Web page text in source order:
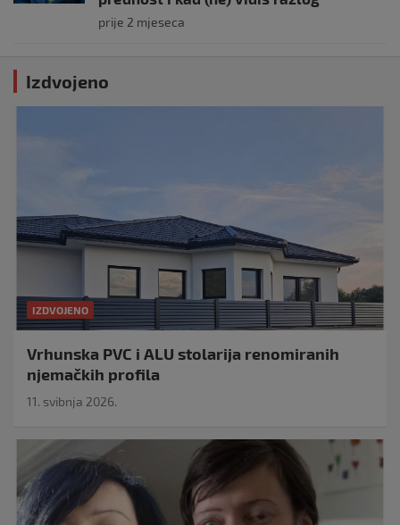
prije 2 mjeseca
Izdvojeno
IZDVOJENO
Vrhunska PVC i ALU stolarija renomiranih
njemačkih profila
11. svibnja 2026.